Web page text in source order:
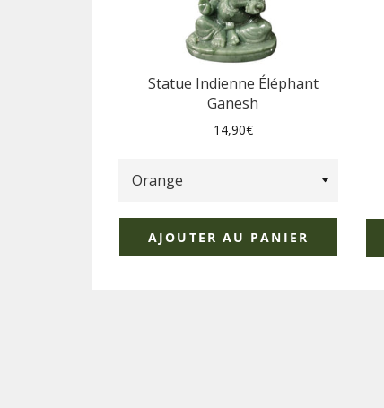
Statue Indienne Éléphant
Ganesh
Prix
14,90€
AJOUTER AU PANIER